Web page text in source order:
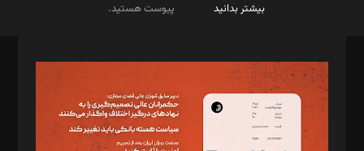
بیشتر بدانید
پیوست هستید.
مدیر مسئول: محمدباقر اثنی‌عشری
سردبیر: مهرک محمودی
دبیر تحریریه: میثم قاسمی
د‌بیر ناداستان: سمانه سمیع